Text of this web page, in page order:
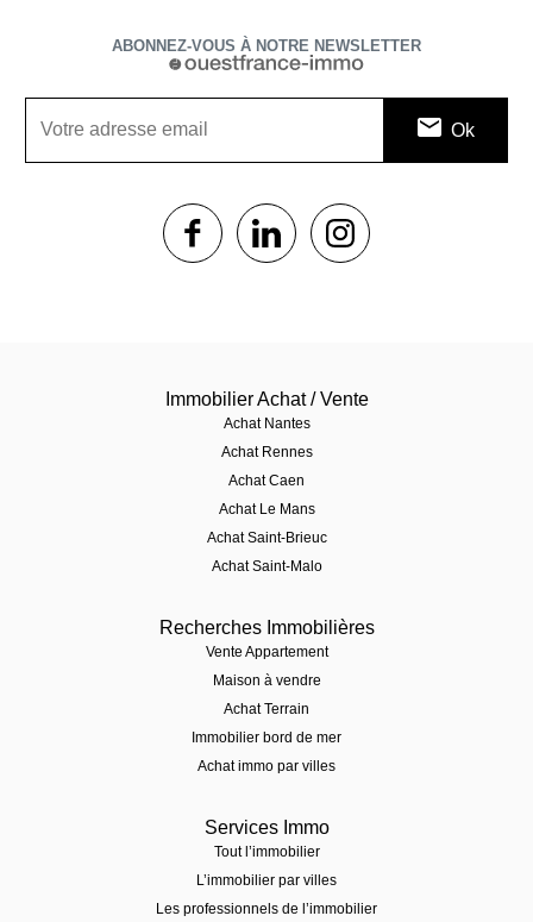
ABONNEZ-VOUS À NOTRE NEWSLETTER
1$s 1$s
Immobilier Achat / Vente
Achat Nantes
Achat Rennes
Achat Caen
Achat Le Mans
Achat Saint-Brieuc
Achat Saint-Malo
Recherches Immobilières
Vente Appartement
Maison à vendre
Achat Terrain
Immobilier bord de mer
Achat immo par villes
Services Immo
Tout l’immobilier
L’immobilier par villes
Les professionnels de l’immobilier